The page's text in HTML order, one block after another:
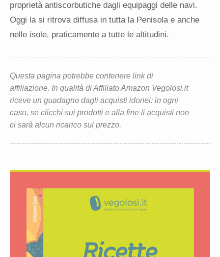
proprietà antiscorbutiche dagli equipaggi delle navi.
Oggi la si ritrova diffusa in tutta la Penisola e anche
nelle isole, praticamente a tutte le altitudini.
Questa pagina potrebbe contenere link di
affiliazione. In qualità di Affiliato Amazon Vegolosi.it
riceve un guadagno dagli acquisti idonei: in ogni
caso, se clicchi sui prodotti e alla fine li acquisti non
ci sarà alcun ricarico sul prezzo.